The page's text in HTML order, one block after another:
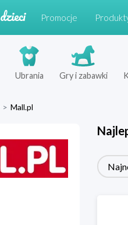
Promocje
Ubrania Gry i zabawki
> Mall.pl